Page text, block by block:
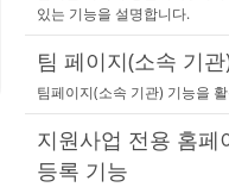
있는 기능을 설명합니다.
팀 페이지(소속 기
팀페이지(소속 기관) 기능을
지원사업 전용 홈페
등록 기능